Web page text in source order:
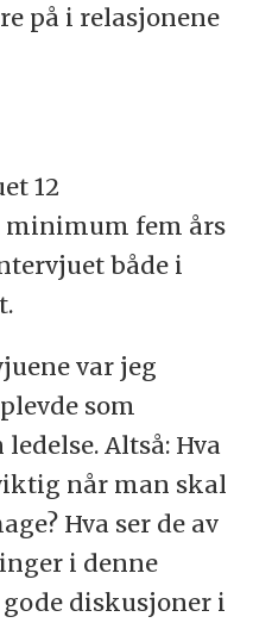
på i relasjonene
12
minimum fem års
både i
var jeg
som
Altså: Hva
når man skal
Hva ser de av
i denne
diskusjoner i